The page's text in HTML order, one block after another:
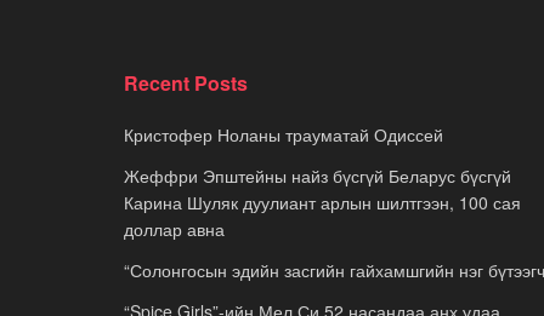
Recent Posts
Кристофер Ноланы трауматай Одиссей
Жеффри Эпштейны найз бүсгүй Беларус бүсгүй
Карина Шуляк дуулиант арлын шилтгээн, 100 сая
доллар авна
“Солонгосын эдийн засгийн гайхамшгийн нэг